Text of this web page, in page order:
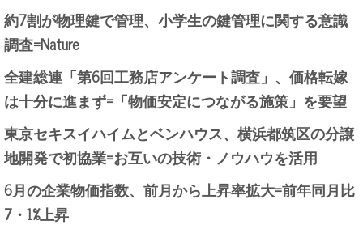
約7割が物理鍵で管理、小学生の鍵管理に関する意識
調査=Nature
全建総連「第6回工務店アンケート調査」、価格転嫁
は十分に進まず=「物価安定につながる施策」を要望
東京セキスイハイムとベンハウス、横浜都筑区の分譲
地開発で初協業=お互いの技術・ノウハウを活用
6月の企業物価指数、前月から上昇率拡大=前年同月比
7・1%上昇